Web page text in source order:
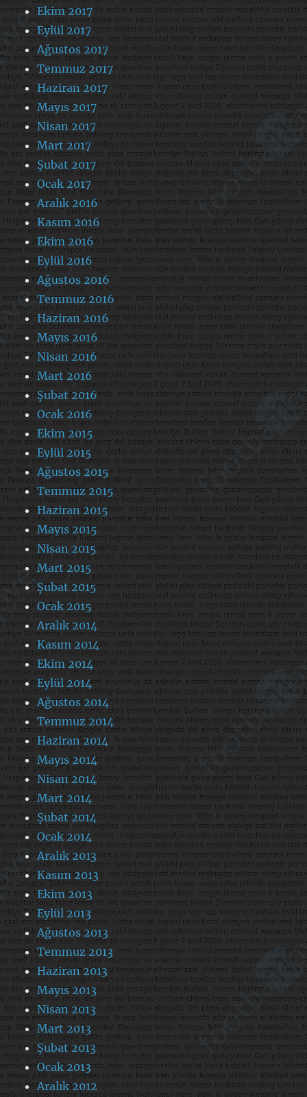
Ekim 2017
Eylül 2017
Ağustos 2017
Temmuz 2017
Haziran 2017
Mayıs 2017
Nisan 2017
Mart 2017
Şubat 2017
Ocak 2017
Aralık 2016
Kasım 2016
Ekim 2016
Eylül 2016
Ağustos 2016
Temmuz 2016
Haziran 2016
Mayıs 2016
Nisan 2016
Mart 2016
Şubat 2016
Ocak 2016
Ekim 2015
Eylül 2015
Ağustos 2015
Temmuz 2015
Haziran 2015
Mayıs 2015
Nisan 2015
Mart 2015
Şubat 2015
Ocak 2015
Aralık 2014
Kasım 2014
Ekim 2014
Eylül 2014
Ağustos 2014
Temmuz 2014
Haziran 2014
Mayıs 2014
Nisan 2014
Mart 2014
Şubat 2014
Ocak 2014
Aralık 2013
Kasım 2013
Ekim 2013
Eylül 2013
Ağustos 2013
Temmuz 2013
Haziran 2013
Mayıs 2013
Nisan 2013
Mart 2013
Şubat 2013
Ocak 2013
Aralık 2012